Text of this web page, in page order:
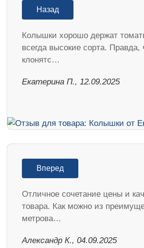
Назад
Колышки хорошо держат
всегда высокие сорта. Правда,
клонятс…
Екатерина П., 12.09.2025
Вперед
Отличное сочетание цены и
товара. Как можно из
метрова…
Александр К., 04.09.2025